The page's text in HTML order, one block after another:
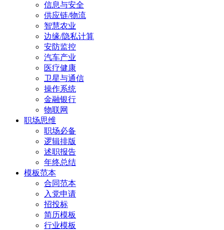
信息与安全
供应链/物流
智慧农业
边缘/隐私计算
安防监控
汽车产业
医疗健康
卫星与通信
操作系统
金融银行
物联网
职场思维
职场必备
逻辑排版
述职报告
年终总结
模板范本
合同范本
入党申请
招投标
简历模板
行业模板